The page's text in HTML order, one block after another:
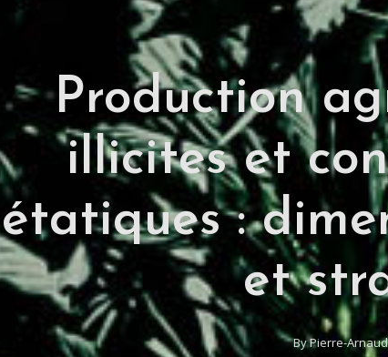
Production
illicites et
étatiques :
et
ByPierre-